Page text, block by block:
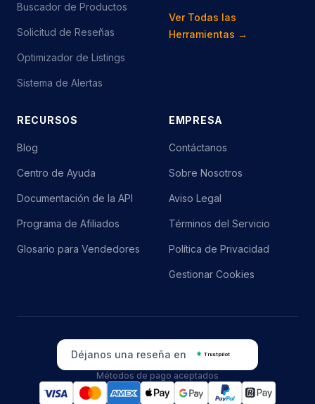
Buscador de Productos
Solicitud de Reseñas
Optimizador de Listings
Sistema de Alertas
Ver Todas las
Herramientas →
RECURSOS
Blog
Centro de Ayuda
Documentación de la API
Programa de Afiliados
Glosario para Vendedores
EMPRESA
Contáctanos
Sobre Nosotros
Aviso Legal
Términos del Servicio
Política de Privacidad
Gestionar Cookies
Déjanos una reseña en Trustpilot
Métodos de pago aceptados